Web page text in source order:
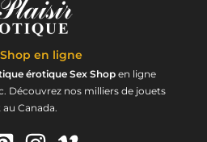
en ligne
érotique Sex Shop en ligne
Découvrez nos milliers de jouets
Canada.